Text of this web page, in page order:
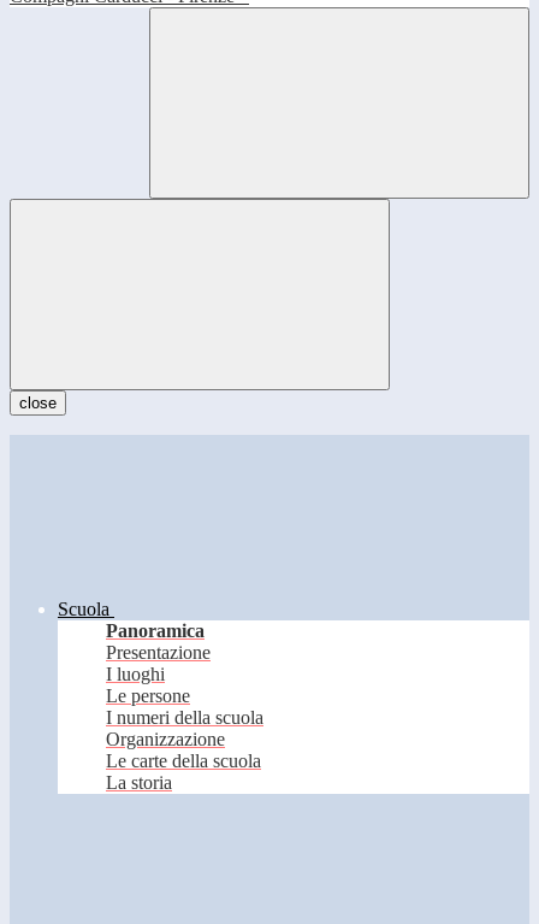
close
Scuola
Panoramica
Presentazione
I luoghi
Le persone
I numeri della scuola
Organizzazione
Le carte della scuola
La storia